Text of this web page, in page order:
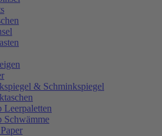
& Schminkspiegel
Leerpaletten
Schwämme